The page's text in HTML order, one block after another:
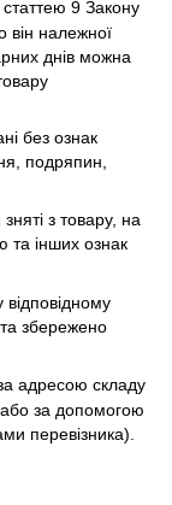
статтею 9 Закону
він належної
днів можна
без ознак
подряпин,
з товару, на
та інших ознак
збережено
адресою складу
за допомогою
перевізника).